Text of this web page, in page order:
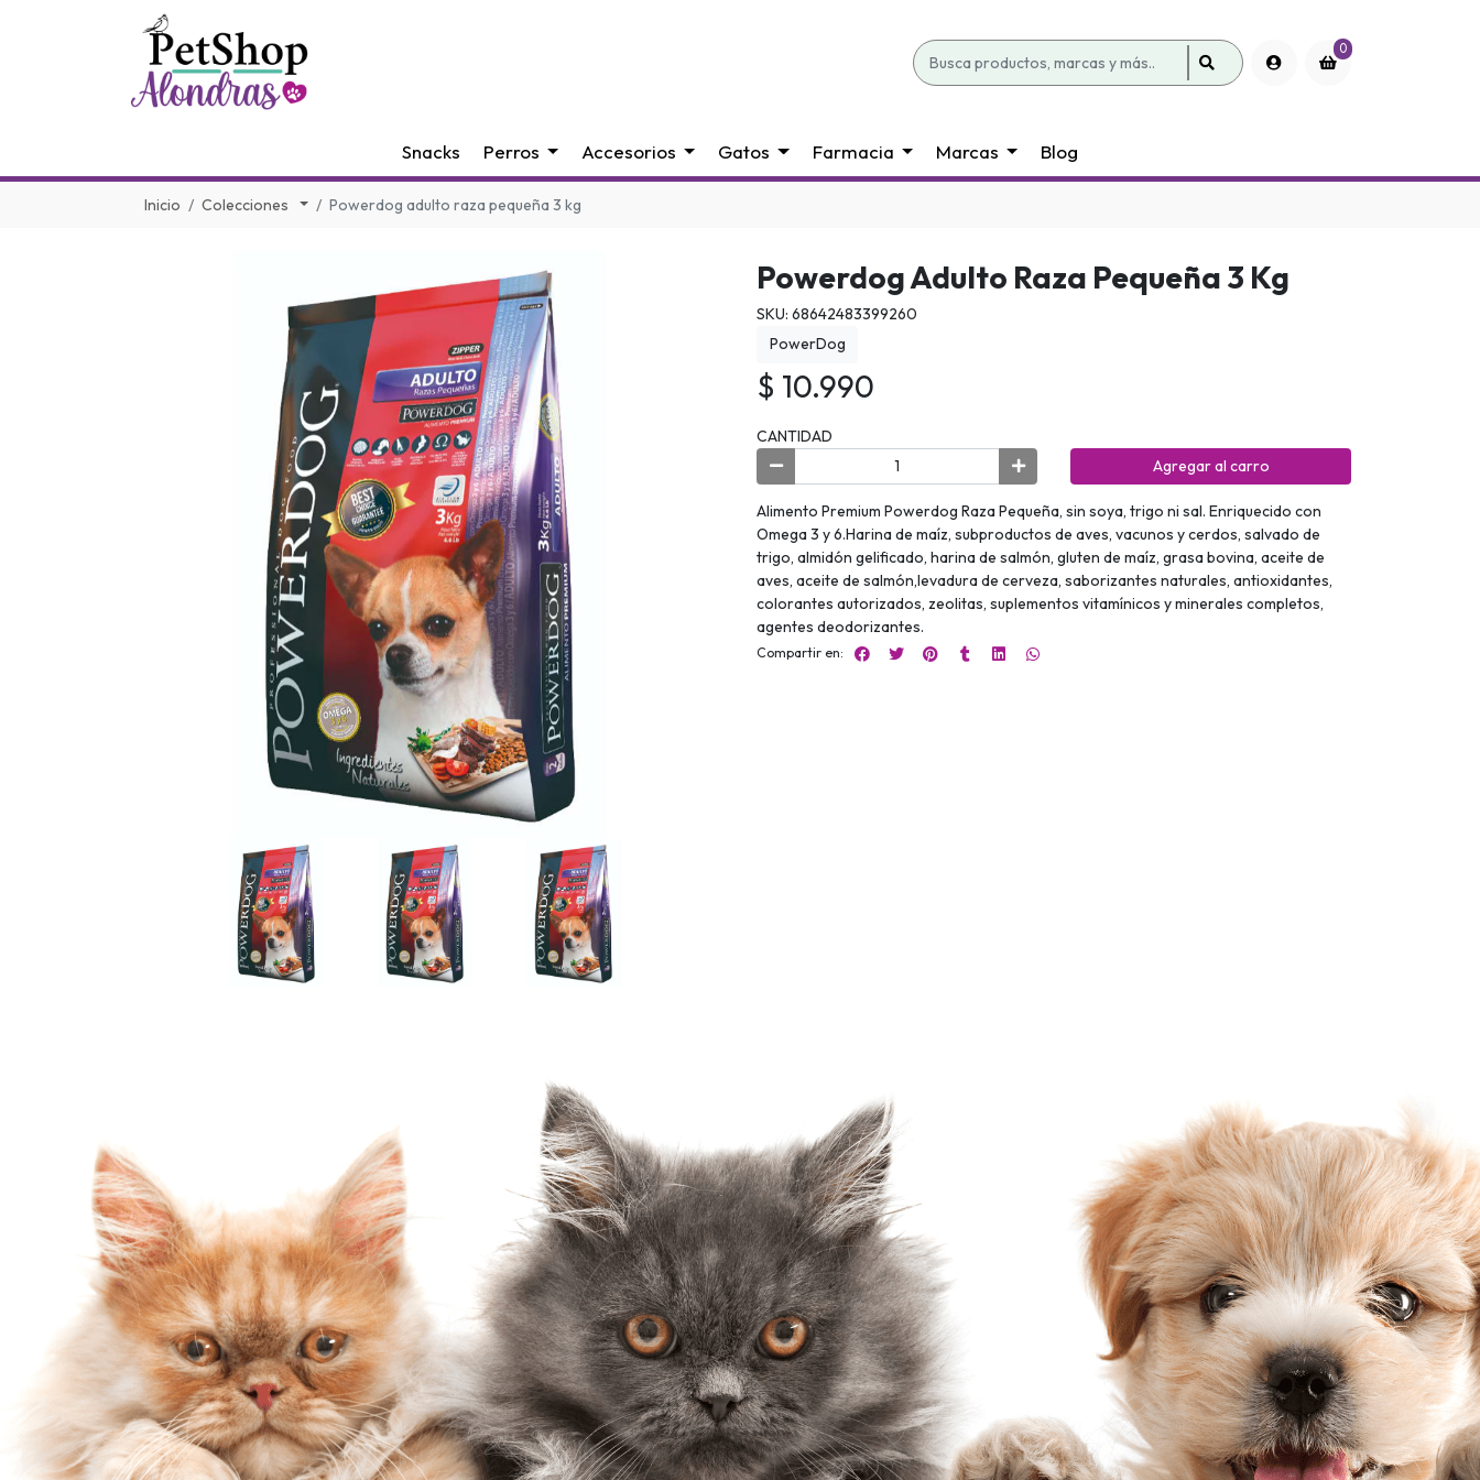
0
Snacks Perros Accesorios Gatos Farmacia Marcas Blog
Inicio Colecciones Powerdog adulto raza pequeña 3 kg
Powerdog Adulto Raza Pequeña 3 Kg
SKU: 68642483399260
PowerDog
$ 10.990
CANTIDAD
Agregar al carro
Alimento Premium Powerdog Raza Pequeña, sin soya, trigo ni sal. Enriquecido con
Omega 3 y 6.Harina de maíz, subproductos de aves, vacunos y cerdos, salvado de
trigo, almidón gelificado, harina de salmón, gluten de maíz, grasa bovina, aceite de
aves, aceite de salmón,levadura de cerveza, saborizantes naturales, antioxidantes,
colorantes autorizados, zeolitas, suplementos vitamínicos y minerales completos,
agentes deodorizantes.
Compartir en: